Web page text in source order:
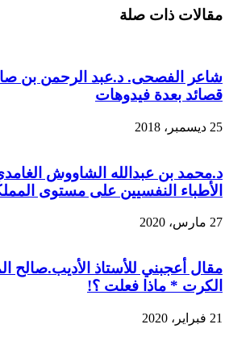
مقالات ذات صلة
شاعر الفصحى. د.عبد الرحمن بن
قصائد بعدة فيدوهات
25 ديسمبر، 2018
د.محمد بن عبدالله الشاووش
الأطباء النفسيين على مستوى
27 مارس، 2020
مقال أعجبني للأستاذ
الكرت * ماذا فعلت ؟!
21 فبراير، 2020